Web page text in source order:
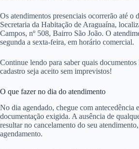
Os atendimentos presenciais ocorrerão até o
Secretaria da Habitação de Araguaína,
Campos, nº 508, Bairro São João. O
segunda a sexta-feira, em horário comercial.
Continue lendo para saber quais
cadastro seja aceito sem imprevistos!
O que fazer no dia do atendimento
No dia agendado, chegue com antecedência
documentação exigida. A ausência de
resultar no cancelamento do seu
agendamento.